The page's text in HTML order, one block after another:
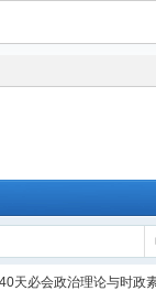
天必会政治理论与时政